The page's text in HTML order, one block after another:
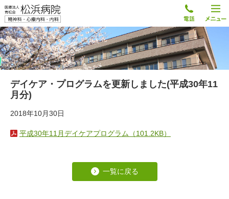
デイケア・プログラムを更新しました(平成30年11
月分)
2018年10月30日
平成30年11月デイケアプログラム（101.2KB）
一覧に戻る